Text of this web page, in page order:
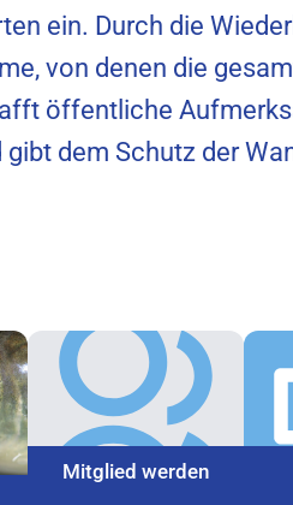
ein. Durch die
von denen die
öffentliche
dem Schutz der
Mitglied werden